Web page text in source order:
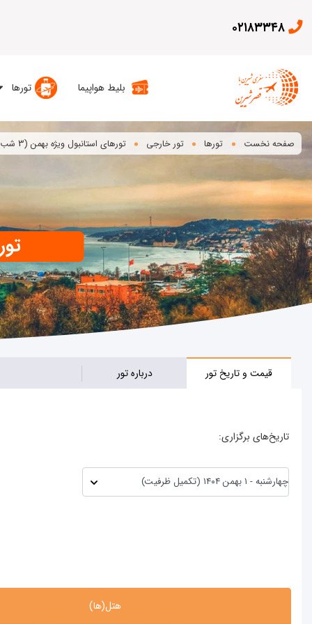
۰۲۱۸۳۳۴۸
بلیط هواپیما تورها
صفحه نخست تورها تور خارجی تورهای استانبول ویژه بهمن (3 شب و 4 روز)
قیمت و تاریخ تور درباره تور
تاریخ‌های برگزاری:
هتل(ها)
هتل(ها)